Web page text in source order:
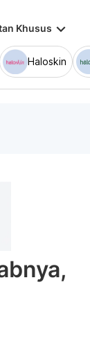
Khusus keyboard_arrow_down
Haloskin